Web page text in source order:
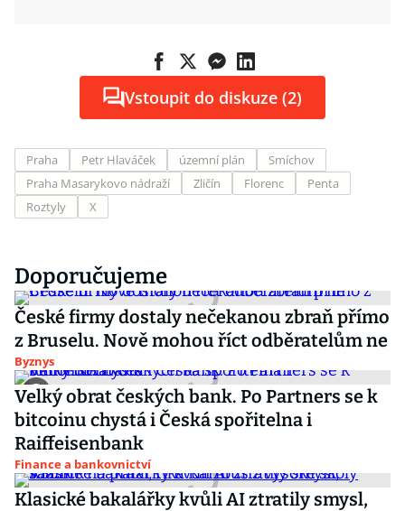
Vstoupit do diskuze (2)
Praha Petr Hlaváček územní plán
Smíchov
Praha Masarykovo nádraží
Zličín Florenc
Penta
Roztyly
X
Doporučujeme
České firmy dostaly nečekanou zbraň přímo
z Bruselu. Nově mohou říct odběratelům ne
Byznys
Velký obrat českých bank. Po Partners se k
bitcoinu chystá i Česká spořitelna i
Raiffeisenbank
Finance a bankovnictví
Klasické bakalářky kvůli AI ztratily smysl,